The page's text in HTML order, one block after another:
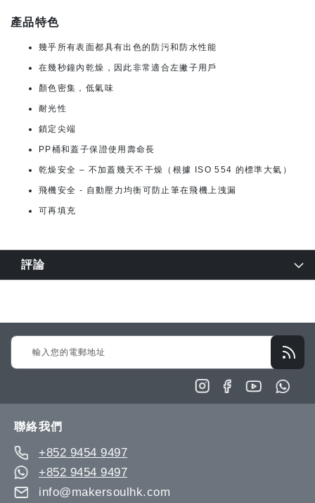
產品特色
幾乎所有表面都具有出色的防污和防水性能
在幾秒鐘內乾燥，因此非常適合左撇子用戶
顏色密集，低氣味
耐光性
鎖定尖端
PP桶和蓋子保證使用壽命長
乾燥安全 – 不加蓋幾天不干燥（根據 ISO 554 的標準大氣）
飛機安全 - 自動壓力均衡可防止筆在飛機上洩漏
可再填充
評論
Sign
Up
聯絡我們
+852 9454 9497
+852 9454 9497
info@makersoulhk.com